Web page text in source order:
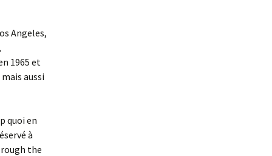
Angeles,
1965 et
aussi
quoi en
à
the